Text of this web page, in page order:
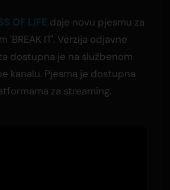
OF LIFE daje novu pjesmu za
'BREAK IT'. Verzija odjavne
dostupna je na službenom
kanalu. Pjesma je dostupna
za streaming.